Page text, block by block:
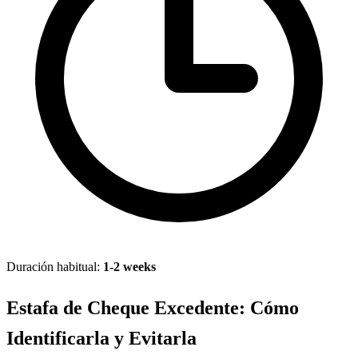
Duración habitual: 1-2 weeks
Estafa de Cheque Excedente: Cómo
Identificarla y Evitarla